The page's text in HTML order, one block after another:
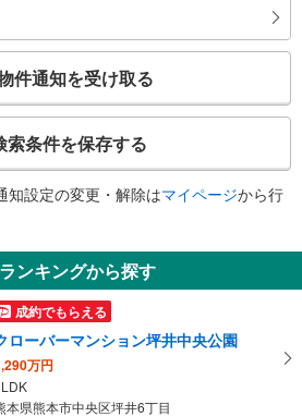
件通知を受け取る
索条件を保存する
知設定の変更・解除はマイページから行
ンキングから探す
成約でもらえる
ローバーマンション坪井中央公園
万円
本県熊本市中央区坪井6丁目